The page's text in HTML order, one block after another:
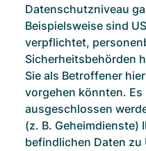
Datenschutzniveau
Beispielsweise sind
verpflichtet,
Sicherheitsbehörden
Sie als Betroffener
vorgehen könnten.
ausgeschlossen
(z. B. Geheimdienste)
befindlichen Daten